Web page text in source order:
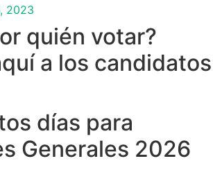
2023
quién votar?
a los candidatos
días para
Generales 2026